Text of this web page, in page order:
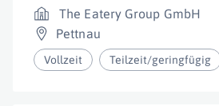
The Eatery Group GmbH
Pettnau
Vollzeit Teilzeit/geringfügig